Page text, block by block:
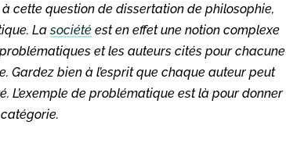
cette question de dissertation de philosophie,
Lasociété est en effet une notion complexe
et les auteurs cités pour chacune
Gardez bien à l’esprit que chaque auteur peut
L’exemple de problématique est là pour donner